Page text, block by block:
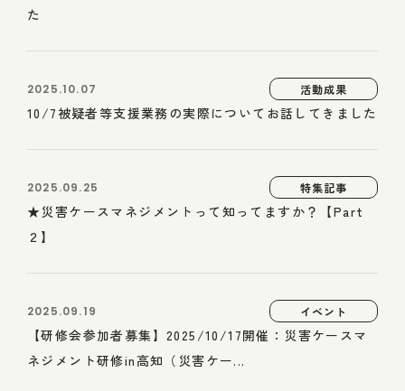
た
2025.10.07 活動成果
10/7被疑者等支援業務の実際についてお話してきました
2025.09.25 特集記事
★災害ケースマネジメントって知ってますか？【Part
２】
2025.09.19 イベント
【研修会参加者募集】2025/10/17開催：災害ケースマ
ネジメント研修in高知（災害ケー...